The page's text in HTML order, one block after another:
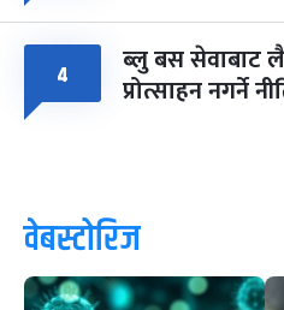
४ ब्लु बस सेवाबाट
प्रोत्साहन नगर्ने
वेबस्टोरिज